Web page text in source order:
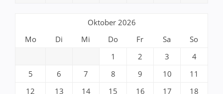
Oktober 2026
Mo
Di Mi Do Fr Sa
So
1
2 3
4
5
6 7 8 9 10
11
12
13 14 15 16 17
18